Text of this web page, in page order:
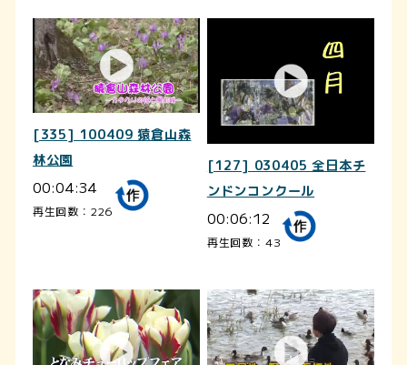
[335] 100409 猿倉山森
林公園
00:04:34
再生回数：226
[127] 030405 全日本チ
ンドンコンクール
00:06:12
再生回数：43